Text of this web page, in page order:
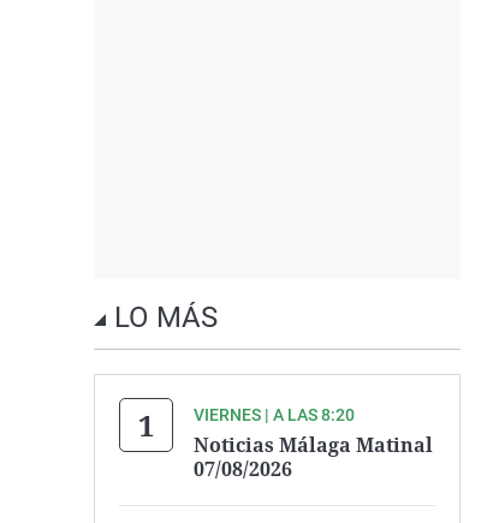
LO MÁS
VIERNES | A LAS 8:20
Noticias Málaga Matinal
07/08/2026